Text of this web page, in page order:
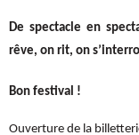
De spectacle en
rêve, on rit, on
Bon festival !
Ouverture de la